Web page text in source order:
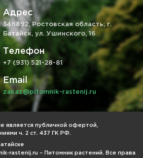
Адрес
346892, Ростовская область, г.
Батайск, ул. Ушинского, 16
Телефон
+7 (931) 521-28-81
Email
zakaz@pitomnik-rastenij.ru
является публичной офертой,
ч. 2 ст. 437 ГК РФ.
rastenij.ru – Питомник растений. Все права